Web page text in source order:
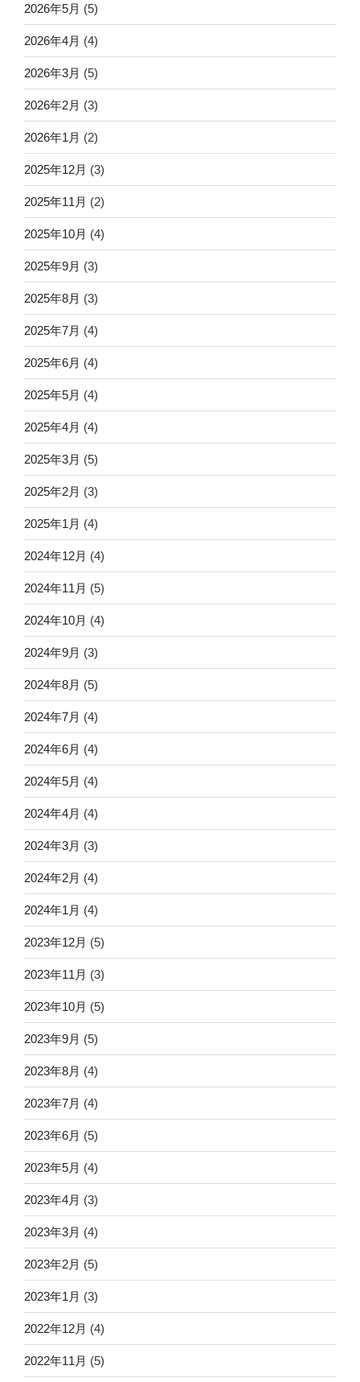
2026年5月 (5)
2026年4月 (4)
2026年3月 (5)
2026年2月 (3)
2026年1月 (2)
2025年12月 (3)
2025年11月 (2)
2025年10月 (4)
2025年9月 (3)
2025年8月 (3)
2025年7月 (4)
2025年6月 (4)
2025年5月 (4)
2025年4月 (4)
2025年3月 (5)
2025年2月 (3)
2025年1月 (4)
2024年12月 (4)
2024年11月 (5)
2024年10月 (4)
2024年9月 (3)
2024年8月 (5)
2024年7月 (4)
2024年6月 (4)
2024年5月 (4)
2024年4月 (4)
2024年3月 (3)
2024年2月 (4)
2024年1月 (4)
2023年12月 (5)
2023年11月 (3)
2023年10月 (5)
2023年9月 (5)
2023年8月 (4)
2023年7月 (4)
2023年6月 (5)
2023年5月 (4)
2023年4月 (3)
2023年3月 (4)
2023年2月 (5)
2023年1月 (3)
2022年12月 (4)
2022年11月 (5)